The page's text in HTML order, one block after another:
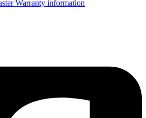
Warranty information